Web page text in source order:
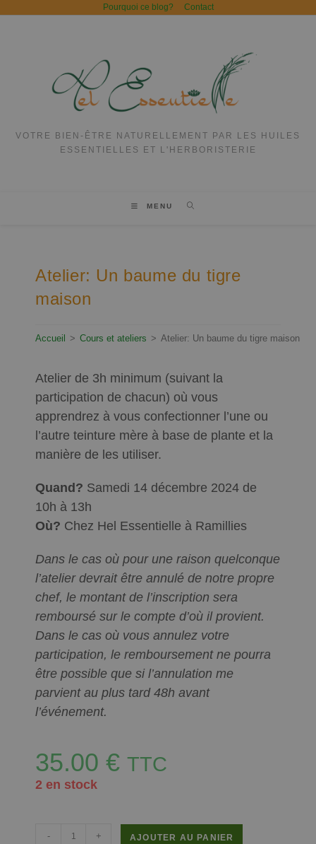
Pourquoi ce blog? Contact
VOTRE BIEN-ÊTRE NATURELLEMENT PAR LES HUILES
ESSENTIELLES ET L'HERBORISTERIE
MENU
Atelier: Un baume du tigre
maison
Accueil > Cours et ateliers > Atelier: Un baume du tigre maison
Atelier de 3h minimum (suivant la
participation de chacun) où vous
apprendrez à vous confectionner l’une ou
l’autre teinture mère à base de plante et la
manière de les utiliser.
Quand? Samedi 14 décembre 2024 de
10h à 13h
Où? Chez Hel Essentielle à Ramillies
Dans le cas où pour une raison quelconque
l’atelier devrait être annulé de notre propre
chef, le montant de l’inscription sera
remboursé sur le compte d’où il provient.
Dans le cas où vous annulez votre
participation, le remboursement ne pourra
être possible que si l’annulation me
parvient au plus tard 48h avant
l’événement.
35.00 € TTC
2 en stock
- + AJOUTER AU PANIER